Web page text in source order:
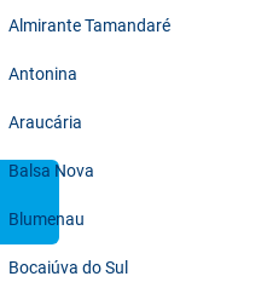
Almirante Tamandaré
Antonina
Araucária
Balsa Nova
Blumenau
Bocaiúva do Sul